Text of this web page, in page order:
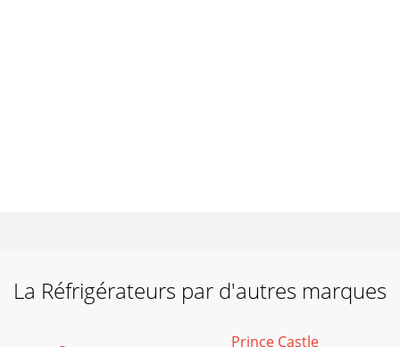
La Réfrigérateurs par d'autres marques
Prince Castle